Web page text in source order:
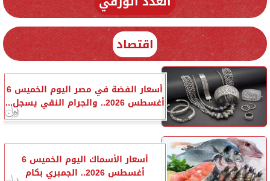
اقتصاد
أسعار الفضة في مصر اليوم الخميس 6
أغسطس 2026.. والجرام النقي يسجل...
أسعار الأسماك اليوم الخميس 6
أغسطس 2026.. الجمبري بكام